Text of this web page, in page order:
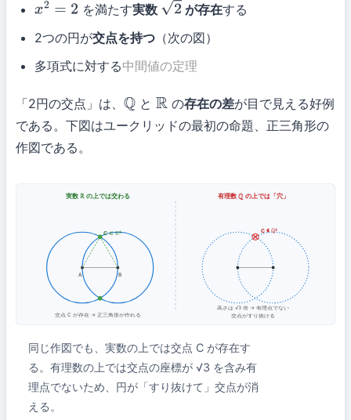
x2 =2 を満たす実数 2 が存在する
2つの円が交点を持つ （次の図）
多項式に対する中間値の定理
「2円の交点」は、 Q とR の存在の差が目で見える好例
である。下図はユークリッドの最初の命題、正三角形の
作図である。
実数 ℝ の上では交わる
A B
C ∈ ℝ²
交点 C が存在 → 正三角形が作れる
有理数 ℚ の上では「穴」
C ∉ ℚ²
高さは √3 倍 → 有理点でない
交点がすり抜ける
同じ作図でも、実数の上では交点 C が存在す
る。有理数の上では交点の座標が √3 を含み有
理点でないため、円が「すり抜けて」交点が消
える。